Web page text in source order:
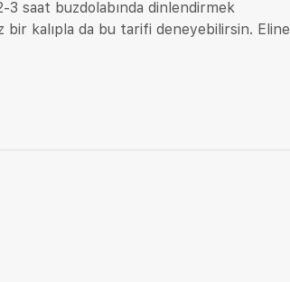
saat buzdolabında dinlendirmek
bir kalıpla da bu tarifi deneyebilirsin. Eline